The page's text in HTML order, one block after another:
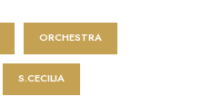
ORCHESTRA
S.CECILIA